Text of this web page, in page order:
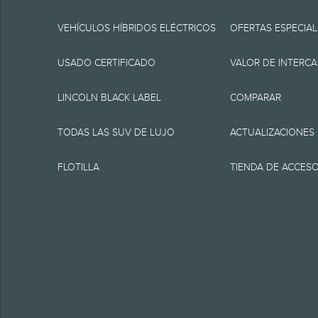
momento sin incurrir
fuente de
1.
MSRP actual para el
como tampoco
financiamiento,
presentación
clientes elegibles y
destino/despacho,
VEHÍCULOS HÍBRIDOS ELÉCTRICOS
USADO CERTIFICADO
LINCOLN BLACK LABEL
TODAS LAS SUV DE LUJO
FLOTILLA
OFERTAS
VALOR DE
COMPARAR
ACTUALIZACIONES
TIENDA DE